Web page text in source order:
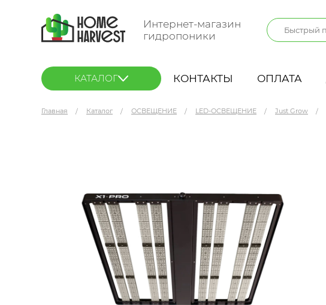
Интернет-магазин
гидропоники
КАТАЛОГ КОНТАКТЫ ОПЛАТА
Главная Каталог ОСВЕЩЕНИЕ LED-ОСВЕЩЕНИЕ Just Grow